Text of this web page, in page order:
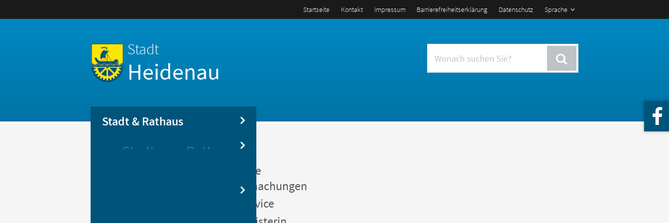
Sprache
Startseite Kontakt Impressum Barrierefreiheitserklärung Datenschutz
Stadt
Heidenau
Stadt & Rathaus
Stadt Rathaus
Öffentliche
Bekanntmachungen
Bürgerservice